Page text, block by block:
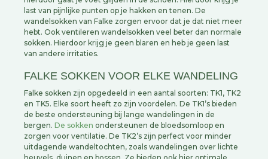
last van pijnlijke punten op je hakken en tenen. De
wandelsokken van Falke zorgen ervoor dat je dat niet meer
hebt. Ook ventileren wandelsokken veel beter dan normale
sokken. Hierdoor krijg je geen blaren en heb je geen last
van andere irritaties.
FALKE SOKKEN VOOR ELKE WANDELING
Falke sokken zijn opgedeeld in een aantal soorten: TK1, TK2
en TK5. Elke soort heeft zo zijn voordelen. De TK1’s bieden
de beste ondersteuning bij lange wandelingen in de
bergen. De sokken ondersteunen de bloedsomloop en
zorgen voor ventilatie. De TK2’s zijn perfect voor minder
uitdagende wandeltochten, zoals wandelingen over lichte